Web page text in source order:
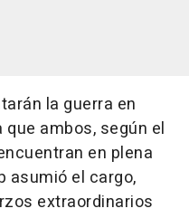
la guerra en
ambos, según el
en plena
asumió el cargo,
extraordinarios